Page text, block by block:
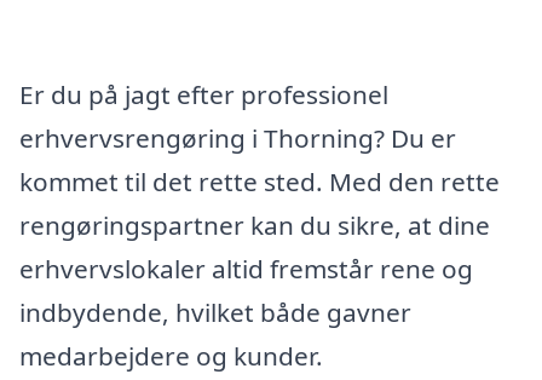
Er du på jagt efter professionel
erhvervsrengøring i Thorning? Du er
kommet til det rette sted. Med den rette
rengøringspartner kan du sikre, at dine
erhvervslokaler altid fremstår rene og
indbydende, hvilket både gavner
medarbejdere og kunder.